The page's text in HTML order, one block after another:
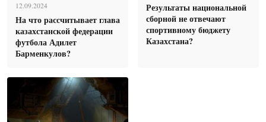
12.09.2024
На что рассчитывает глава
казахстанской федерации
футбола Адилет
Барменкулов?
Результаты национальной
сборной не отвечают
спортивному бюджету
Казахстана?